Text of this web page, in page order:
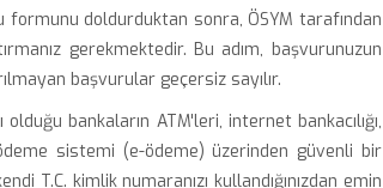
formunu doldurduktan sonra, ÖSYM tarafından
gerekmektedir. Bu adım, başvurunuzun
başvurular geçersiz sayılır.
bankaların ATM'leri, internet bankacılığı,
sistemi (e-ödeme) üzerinden güvenli bir
T.C. kimlik numaranızı kullandığınızdan emin